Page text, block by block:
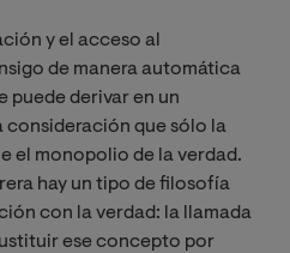
y el acceso al
de manera automática
puede derivar en un
que sólo la
el monopolio de la verdad.
hay un tipo de filosofía
con la verdad: la llamada
ese concepto por